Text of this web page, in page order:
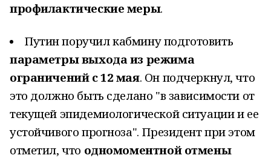
профилактические меры.
Путин поручил кабмину подготовить
параметры выхода из режима
ограничений с 12 мая. Он подчеркнул, что
это должно быть сделано "в зависимости от
текущей эпидемиологической ситуации и ее
устойчивого прогноза". Президент при этом
отметил, что одномоментной отмены